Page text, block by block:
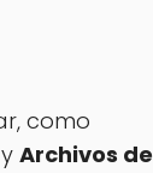
como
y Archivos de